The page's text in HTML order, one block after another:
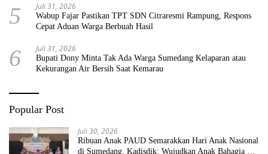
5 Juli 31, 2026
Wabup Fajar Pastikan TPT SDN Citraresmi Rampung, Respons
Cepat Aduan Warga Berbuah Hasil
6 Juli 31, 2026
Bupati Dony Minta Tak Ada Warga Sumedang Kelaparan atau
Kekurangan Air Bersih Saat Kemarau
Popular Post
Juli 30, 2026
Ribuan Anak PAUD Semarakkan Hari Anak Nasional
di Sumedang, Kadisdik: Wujudkan Anak Bahagia dan